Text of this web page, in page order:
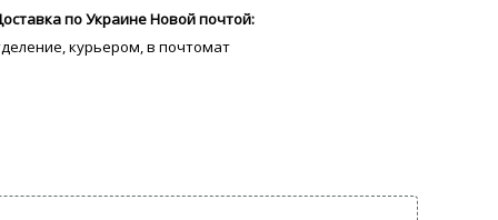
по Украине Новой почтой:
курьером, в почтомат